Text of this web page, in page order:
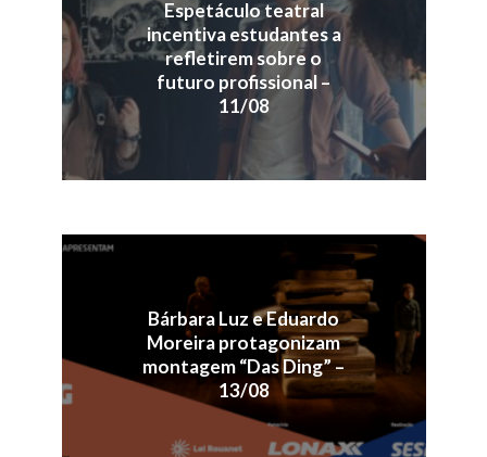
Espetáculo teatral
incentiva estudantes a
refletirem sobre o
futuro profissional –
11/08
Bárbara Luz e Eduardo
Moreira protagonizam
montagem “Das Ding” –
13/08